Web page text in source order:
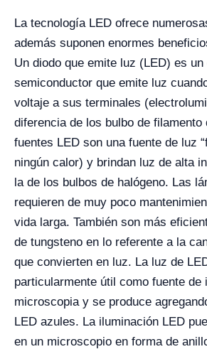
La tecnología LED ofrece
además suponen enormes
Un diodo que emite luz (LED) es
semiconductor que emite luz
voltaje a sus terminales
diferencia de los bulbo de filamento
fuentes LED son una fuente de luz
ningún calor) y brindan luz de alta
la de los bulbos de halógeno. Las
requieren de muy poco
vida larga. También son más
de tungsteno en lo referente a la
que convierten en luz. La luz de
particularmente útil como fuente de
microscopia y se produce
LED azules. La iluminación LED
en un microscopio en forma de